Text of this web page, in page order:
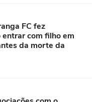
FC fez
entrar com filho em
da morte da